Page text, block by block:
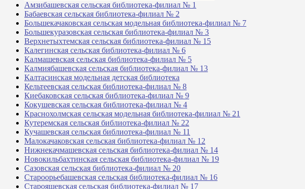
Амзибашевская сельская библиотека-филиал № 1
Бабаевская сельская библиотека-филиал № 2
Большекачаковская сельская модельная библиотека-филиал № 7
Большекуразовская сельская библиотека-филиал № 3
Верхнетыхтемская сельская библиотека-филиал № 15
Калегинская сельская библиотека-филиал № 6
Калмашевская сельская библиотека-филиал № 5
Калмиябашевская сельская библиотека-филиал № 13
Калтасинская модельная детская библиотека
Кельтеевская сельская библиотека-филиал № 8
Киебаковская сельская библиотека-филиал № 9
Кокушевская сельская библиотека-филиал № 4
Краснохолмская сельская модельная библиотека-филиал № 21
Кутеремская сельская библиотека-филиал № 22
Кучашевская сельская библиотека-филиал № 11
Малокачаковская сельская библиотека-филиал № 12
Нижнекачмашевская сельская библиотека-филиал № 14
Новокильбахтинская сельская библиотека-филиал № 19
Сазовская сельская библиотека-филиал № 20
Староорьебашевская сельская библиотека-филиал № 16
Старояшевская сельская библиотека-филиал № 17